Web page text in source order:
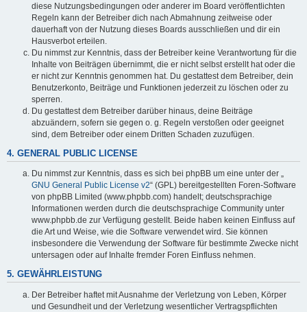
diese Nutzungsbedingungen oder anderer im Board veröffentlichten
Regeln kann der Betreiber dich nach Abmahnung zeitweise oder
dauerhaft von der Nutzung dieses Boards ausschließen und dir ein
Hausverbot erteilen.
Du nimmst zur Kenntnis, dass der Betreiber keine Verantwortung für die
Inhalte von Beiträgen übernimmt, die er nicht selbst erstellt hat oder die
er nicht zur Kenntnis genommen hat. Du gestattest dem Betreiber, dein
Benutzerkonto, Beiträge und Funktionen jederzeit zu löschen oder zu
sperren.
Du gestattest dem Betreiber darüber hinaus, deine Beiträge
abzuändern, sofern sie gegen o. g. Regeln verstoßen oder geeignet
sind, dem Betreiber oder einem Dritten Schaden zuzufügen.
4. GENERAL PUBLIC LICENSE
Du nimmst zur Kenntnis, dass es sich bei phpBB um eine unter der „
GNU General Public License v2“ (GPL) bereitgestellten Foren-Software
von phpBB Limited (www.phpbb.com) handelt; deutschsprachige
Informationen werden durch die deutschsprachige Community unter
www.phpbb.de zur Verfügung gestellt. Beide haben keinen Einfluss auf
die Art und Weise, wie die Software verwendet wird. Sie können
insbesondere die Verwendung der Software für bestimmte Zwecke nicht
untersagen oder auf Inhalte fremder Foren Einfluss nehmen.
5. GEWÄHRLEISTUNG
Der Betreiber haftet mit Ausnahme der Verletzung von Leben, Körper
und Gesundheit und der Verletzung wesentlicher Vertragspflichten